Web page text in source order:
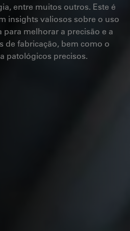
entre muitos outros. Este é
insights valiosos sobre o uso
melhorar a precisão e a
de fabricação, bem como o
patológicos precisos.